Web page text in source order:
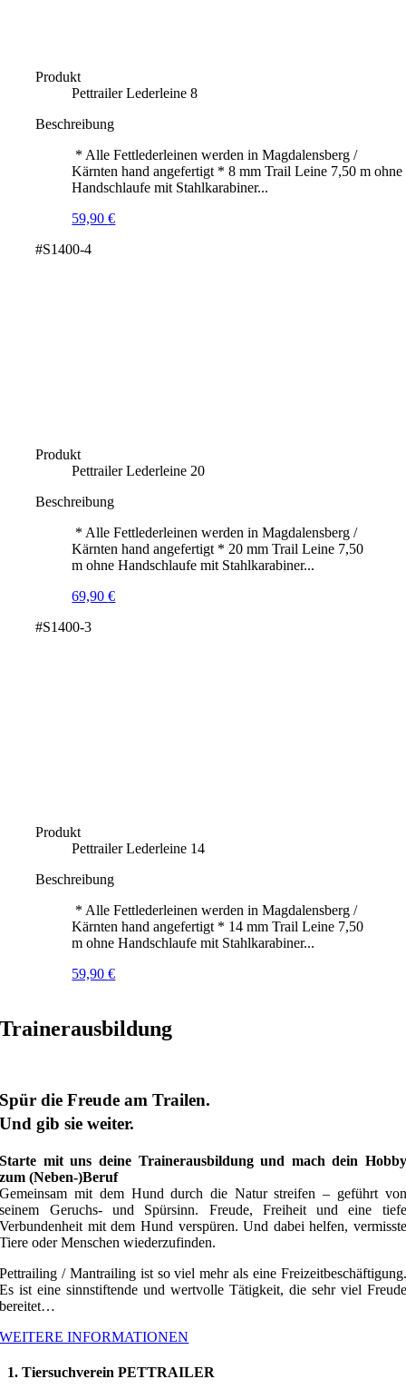
Produkt
Pettrailer Lederleine 8
Beschreibung
* Alle Fettlederleinen werden in Magdalensberg /
Kärnten hand angefertigt * 8 mm Trail Leine 7,50 m ohne
Handschlaufe mit Stahlkarabiner...
59,90€
#S1400-4
Produkt
Pettrailer Lederleine 20
Beschreibung
* Alle Fettlederleinen werden in Magdalensberg /
Kärnten hand angefertigt * 20 mm Trail Leine 7,50
m ohne Handschlaufe mit Stahlkarabiner...
69,90€
#S1400-3
Produkt
Pettrailer Lederleine 14
Beschreibung
* Alle Fettlederleinen werden in Magdalensberg /
Kärnten hand angefertigt * 14 mm Trail Leine 7,50
m ohne Handschlaufe mit Stahlkarabiner...
59,90€
Trainerausbildung
Spür die Freude am Trailen.
Und gib sie weiter.
Starte mit uns deine Trainerausbildung und mach dein Hobby
zum (Neben-)Beruf
Gemeinsam mit dem Hund durch die Natur streifen – geführt von
seinem Geruchs- und Spürsinn. Freude, Freiheit und eine tiefe
Verbundenheit mit dem Hund verspüren. Und dabei helfen, vermisste
Tiere oder Menschen wiederzufinden.
Pettrailing / Mantrailing ist so viel mehr als eine Freizeitbeschäftigung.
Es ist eine sinnstiftende und wertvolle Tätigkeit, die sehr viel Freude
bereitet…
WEITERE INFORMATIONEN
1. Tiersuchverein PETTRAILER